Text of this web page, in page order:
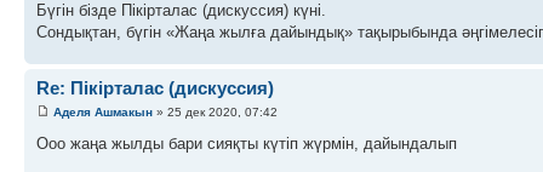
Бүгін бізде Пікірталас (дискуссия) күні.
Сондықтан, бүгін «Жаңа жылға дайындық» тақырыбында
Re: Пікірталас (дискуссия)
Аделя Ашмакын » 25 дек 2020, 07:42
Ооо жаңа жылды бари сияқты күтіп жүрмін, дайындалып